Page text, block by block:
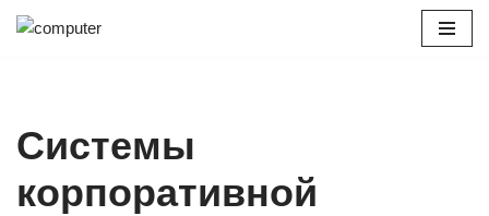
Системы
корпоративной